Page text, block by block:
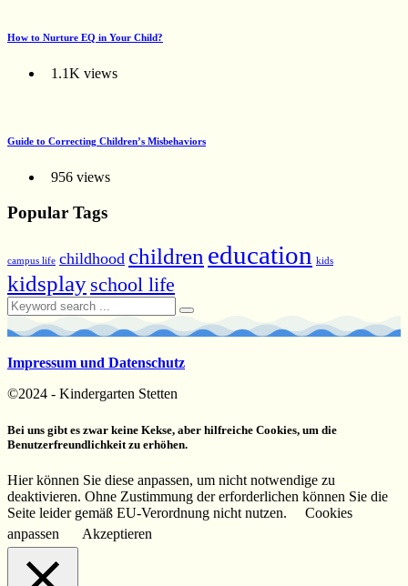
How to Nurture EQ in Your Child?
1.1K views
Guide to Correcting Children’s Misbehaviors
956 views
Popular Tags
campus life childhood children education kids
kidsplay school life
Impressum und Datenschutz
©2024 - Kindergarten Stetten
Bei uns gibt es zwar keine Kekse, aber hilfreiche Cookies, um die
Benutzerfreundlichkeit zu erhöhen.
Hier können Sie diese anpassen, um nicht notwendige zu
deaktivieren. Ohne Zustimmung der erforderlichen können Sie die
Seite leider gemäß EU-Verordnung nicht nutzen.
Cookies
anpassen
Akzeptieren